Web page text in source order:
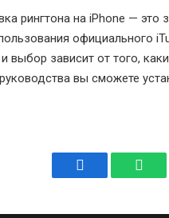
рингтона на iPhone —
официального
зависит от того,
вы сможете
Facebook